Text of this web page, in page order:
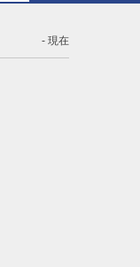
- 現在